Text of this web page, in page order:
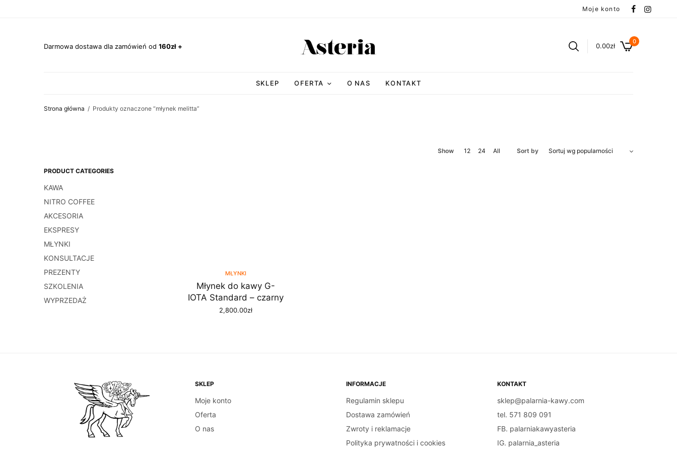
Moje konto
Darmowa dostawa dla zamówień od160zł + 0.00zł
0
SKLEP OFERTA O NAS KONTAKT
Strona główna / Produkty oznaczone “młynek melitta”
PRODUCT CATEGORIES
KAWA
NITRO COFFEE
AKCESORIA
EKSPRESY
MŁYNKI
KONSULTACJE
PREZENTY
SZKOLENIA
WYPRZEDAŻ
Show 12 24 All Sort by
MŁYNKI
Młynek do kawy G-
IOTA Standard – czarny
2,800.00zł
SKLEP
Moje konto
Oferta
O nas
INFORMACJE
Regulamin sklepu
Dostawa zamówień
Zwroty i reklamacje
Polityka prywatności i cookies
KONTAKT
sklep@palarnia-kawy.com
tel. 571 809 091
FB. palarniakawyasteria
IG. palarnia_asteria